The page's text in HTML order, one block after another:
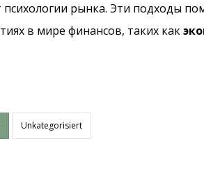
психологии рынка. Эти подходы
в мире финансов, таких как
Unkategorisiert